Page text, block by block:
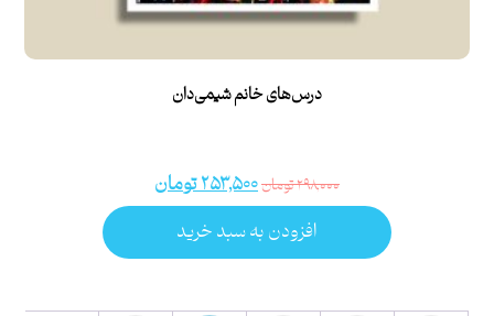
درس‌های خانم شیمی‌دان
۲۹۸,۰۰۰تومان۲۵۳,۵۰۰تومان
افزودن به سبد خرید